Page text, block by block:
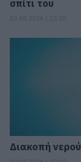
σπίτι του
Διακοπή